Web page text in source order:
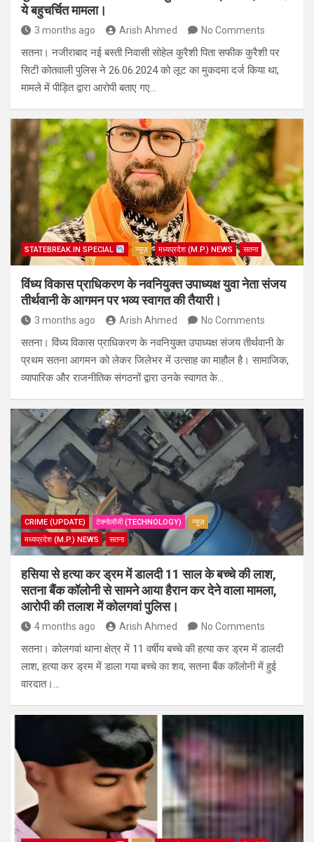
ये बहुचर्चित मामला।
3 months ago Arish Ahmed No Comments
सतना। नजीराबाद नई बस्ती निवासी सोहेल कुरैशी पिता सफीक कुरैशी पर
सिटी कोतवाली पुलिस ने 26.06.2024 को लूट का मुकदमा दर्ज किया था,
मामले में पीड़ित द्वारा आरोपी बताए गए…
STATEBREAK.IN SPECIAL न्यूज़ मध्यप्रदेश (M.P.) NEWS सतना
विंध्य विकास प्राधिकरण के नवनियुक्त उपाध्यक्ष युवा नेता संजय
तीर्थवानी के आगमन पर भव्य स्वागत की तैयारी।
3 months ago Arish Ahmed No Comments
सतना। विंध्य विकास प्राधिकरण के नवनियुक्त उपाध्यक्ष संजय तीर्थवानी के
प्रथम सतना आगमन को लेकर जिलेभर में उत्साह का माहौल है। सामाजिक,
व्यापारिक और राजनीतिक संगठनों द्वारा उनके स्वागत के…
CRIME (UPDATE) टेक्नोलॉजी (TECHNOLOGY)
न्यूज़
मध्यप्रदेश (M.P.) NEWS
सतना
हसिया से हत्या कर ड्रम में डालदी 11 साल के बच्चे की लाश,
सतना बैंक कॉलोनी से सामने आया हैरान कर देने वाला मामला,
आरोपी की तलाश में कोलगवां पुलिस।
4 months ago Arish Ahmed No Comments
सतना। कोलगवां थाना क्षेत्र में 11 वर्षीय बच्चे की हत्या कर ड्रम में डालदी
लाश, हत्या कर ड्रम में डाला गया बच्चे का शव, सतना बैंक कॉलोनी में हुई
वारदात।…